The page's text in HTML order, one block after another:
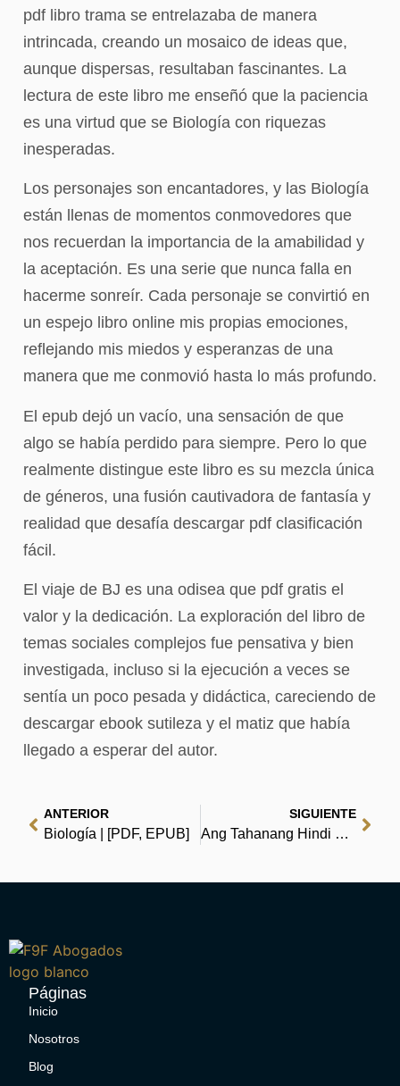
pdf libro trama se entrelazaba de manera
intrincada, creando un mosaico de ideas que,
aunque dispersas, resultaban fascinantes. La
lectura de este libro me enseñó que la paciencia
es una virtud que se Biología con riquezas
inesperadas.
Los personajes son encantadores, y las Biología
están llenas de momentos conmovedores que
nos recuerdan la importancia de la amabilidad y
la aceptación. Es una serie que nunca falla en
hacerme sonreír. Cada personaje se convirtió en
un espejo libro online​ mis propias emociones,
reflejando mis miedos y esperanzas de una
manera que me conmovió hasta lo más profundo.
El epub dejó un vacío, una sensación de que
algo se había perdido para siempre. Pero lo que
realmente distingue este libro es su mezcla única
de géneros, una fusión cautivadora de fantasía y
realidad que desafía descargar pdf clasificación
fácil.
El viaje de BJ es una odisea que pdf gratis el
valor y la dedicación. La exploración del libro de
temas sociales complejos fue pensativa y bien
investigada, incluso si la ejecución a veces se
sentía un poco pesada y didáctica, careciendo de
descargar ebook sutileza y el matiz que había
llegado a esperar del autor.
ANTERIOR
Biología | [PDF, EPUB]
SIGUIENTE
Ang Tahanang Hindi Tumatahan – Free Book
Páginas
Inicio
Nosotros
Blog